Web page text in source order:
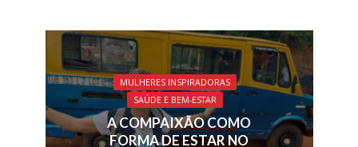
MULHERES INSPIRADORAS
SAÚDE E BEM-ESTAR
A COMPAIXÃO COMO
FORMA DE ESTAR NO